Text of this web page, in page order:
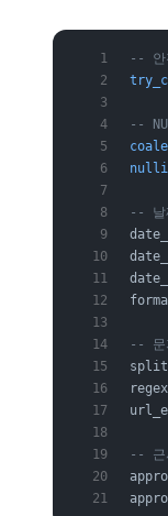
-- 안
--
-- 날
-- 문
-- 근